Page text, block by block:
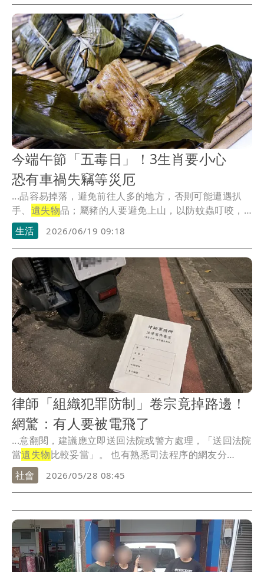
今端午節「五毒日」！3生肖要小心
恐有車禍失竊等災厄
...品容易掉落，避免前往人多的地方，否則可能遭遇扒
手、 遺失物品；屬豬的人要避免上山，以防蚊蟲叮咬，
也要注...
生活 2026/06/19 09:18
律師「組織犯罪防制」卷宗竟掉路邊！
網驚：有人要被電飛了
...意翻閱，建議應立即送回法院或警方處理，「送回法院
當遺失物比較妥當」。 也有熟悉司法程序的網友分
析，...
社會 2026/05/28 08:45